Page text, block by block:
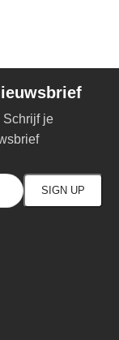
Schrijf je